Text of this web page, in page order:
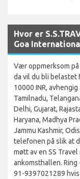
Hvor er
Goa
Vær oppmerksom
da vil du bli belastet
10000 INR,
Tamilnadu,
Delhi, Gujarat,
Haryana, Madhya
Jammu Kashmir,
telefonen på slik at
møtt av en SS
ankomsthallen.
91-9397021289